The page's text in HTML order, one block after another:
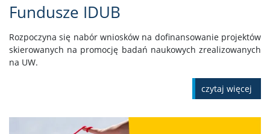
Fundusze IDUB
Rozpoczyna się nabór wniosków na dofinansowanie projektów
skierowanych na promocję badań naukowych zrealizowanych
na UW.
czytaj więcej